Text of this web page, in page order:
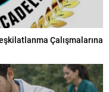
Çalışmalarına